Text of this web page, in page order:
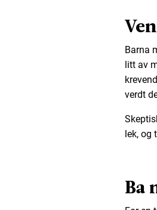
Barna
litt av
verdt
lek, og
Ba